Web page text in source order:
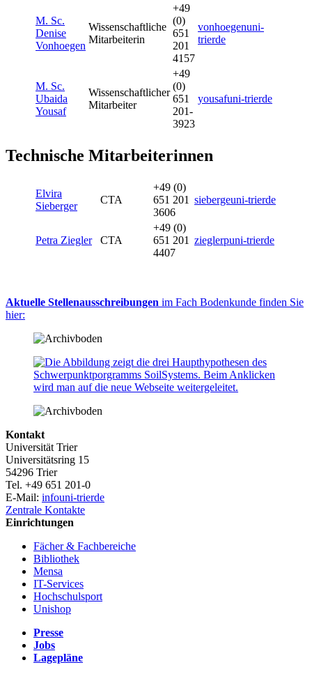
M. Sc.
Denise
Vonhoegen
Wissenschaftliche
Mitarbeiterin
+49
(0)
651
201
4157
vonhoegenuni-
trierde
M. Sc.
Ubaida
Yousaf
Wissenschaftlicher
Mitarbeiter
+49
(0)
651
201-
3923
yousafuni-trierde
Technische Mitarbeiterinnen
Elvira
Sieberger
CTA
+49 (0)
651 201
3606
siebergeuni-trierde
Petra Ziegler CTA
+49 (0)
651 201
4407
zieglerpuni-trierde
Aktuelle Stellenausschreibungen im Fach Bodenkunde finden Sie
hier:
Kontakt
Universität Trier
Universitätsring 15
54296 Trier
Tel. +49 651 201-0
E-Mail: infouni-trierde
Zentrale Kontakte
Einrichtungen
Fächer & Fachbereiche
Bibliothek
Mensa
IT-Services
Hochschulsport
Unishop
Presse
Jobs
Lagepläne